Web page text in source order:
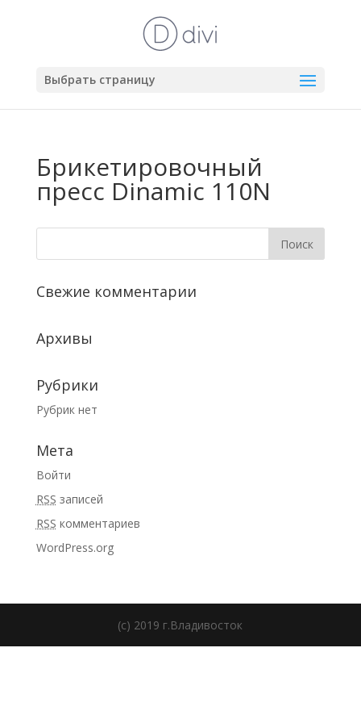
Выбрать страницу
Брикетировочный
пресс Dinamic 110N
Свежие комментарии
Архивы
Рубрики
Рубрик нет
Мета
Войти
RSS записей
RSS комментариев
WordPress.org
(c) 2019 г.Владивосток